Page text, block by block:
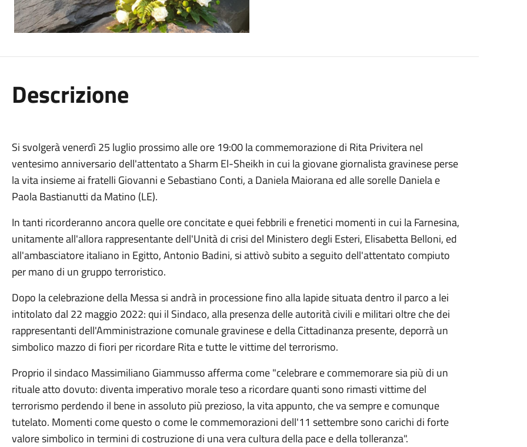
Descrizione
Si svolgerà venerdì 25 luglio prossimo alle ore 19:00 la commemorazione di Rita Privitera nel
ventesimo anniversario dell'attentato a Sharm El-Sheikh in cui la giovane giornalista gravinese perse
la vita insieme ai fratelli Giovanni e Sebastiano Conti, a Daniela Maiorana ed alle sorelle Daniela e
Paola Bastianutti da Matino (LE).
In tanti ricorderanno ancora quelle ore concitate e quei febbrili e frenetici momenti in cui la Farnesina,
unitamente all'allora rappresentante dell'Unità di crisi del Ministero degli Esteri, Elisabetta Belloni, ed
all'ambasciatore italiano in Egitto, Antonio Badini, si attivò subito a seguito dell'attentato compiuto
per mano di un gruppo terroristico.
Dopo la celebrazione della Messa si andrà in processione fino alla lapide situata dentro il parco a lei
intitolato dal 22 maggio 2022: qui il Sindaco, alla presenza delle autorità civili e militari oltre che dei
rappresentanti dell'Amministrazione comunale gravinese e della Cittadinanza presente, deporrà un
simbolico mazzo di fiori per ricordare Rita e tutte le vittime del terrorismo.
Proprio il sindaco Massimiliano Giammusso afferma come "celebrare e commemorare sia più di un
rituale atto dovuto: diventa imperativo morale teso a ricordare quanti sono rimasti vittime del
terrorismo perdendo il bene in assoluto più prezioso, la vita appunto, che va sempre e comunque
tutelato. Momenti come questo o come le commemorazioni dell'11 settembre sono carichi di forte
valore simbolico in termini di costruzione di una vera cultura della pace e della tolleranza".